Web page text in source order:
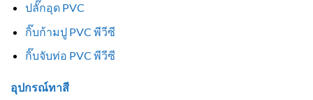
ปลั๊กอุด PVC
กิ๊บก้ามปู PVC พีวีซี
กิ๊บจับท่อ PVC พีวีซี
อุปกรณ์ทาสี